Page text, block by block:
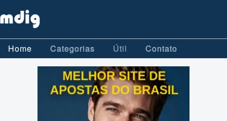
Home Categorias Útil Contato